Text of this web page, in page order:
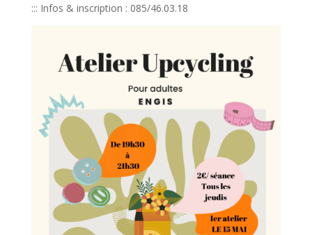
::: Infos & inscription : 085/46.03.18